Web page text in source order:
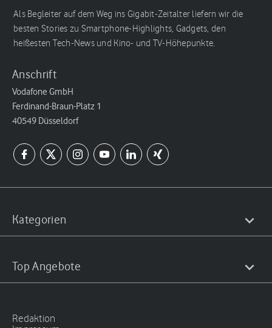
Als Begleiter auf dem Weg ins Gigabit-Zeitalter liefern wir die
besten Stories zu Smartphone-Highlights, Gadgets, den
heißesten Tech-News und Kino- und TV-Höhepunkte.
Anschrift
Vodafone GmbH
Ferdinand-Braun-Platz 1
40549 Düsseldorf
Kategorien
Top Angebote
Redaktion